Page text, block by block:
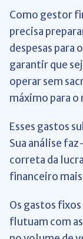
Como gestor
precisa
despesas para
garantir que
operar sem
máximo para o
Esses gastos
Sua análise
correta da
financeiro
Os gastos fixos
flutuam com